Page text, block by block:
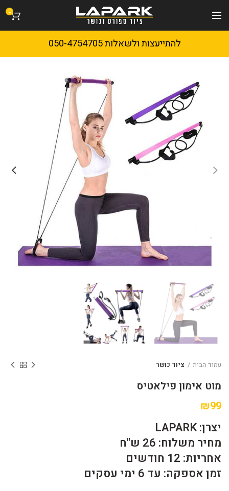
0
להתייעצות ולשאלות 050-4754705
עמוד הבית ציוד כושר
מוט אימון פילאטיס
₪99
יצרן: LAPARK
מחיר משלוח: 26 ש"ח
אחריות: 12 חודשים
זמן אספקה: עד 6 ימי עסקים